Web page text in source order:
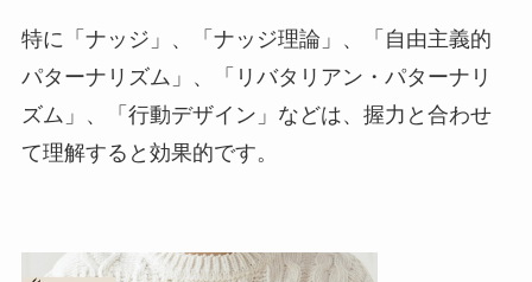
特に「ナッジ」、「ナッジ理論」、「自由主義的
パターナリズム」、「リバタリアン・パターナリ
ズム」、「行動デザイン」などは、握力と合わせ
て理解すると効果的です。